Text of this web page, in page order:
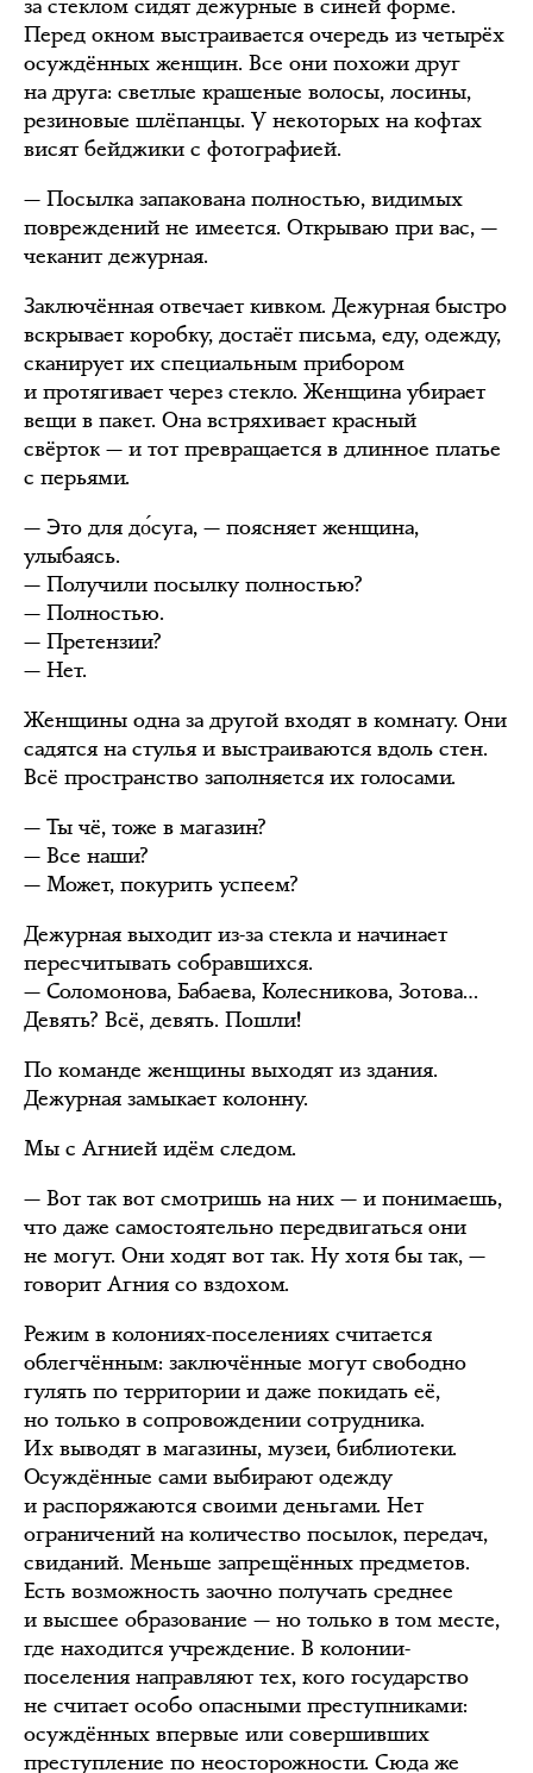
за стеклом сидят дежурные в синей форме.
Перед окном выстраивается очередь из четырёх
осуждённых женщин. Все они похожи друг
на друга: светлые крашеные волосы, лосины,
резиновые шлёпанцы. У некоторых на кофтах
висят бейджики с фотографией.
— Посылка запакована полностью, видимых
повреждений не имеется. Открываю при вас, —
чеканит дежурная.
Заключённая отвечает кивком. Дежурная быстро
вскрывает коробку, достаёт письма, еду, одежду,
сканирует их специальным прибором
и протягивает через стекло. Женщина убирает
вещи в пакет. Она встряхивает красный
свёрток — и тот превращается в длинное платье
с перьями.
— Это для до́суга, — поясняет женщина,
улыбаясь.
— Получили посылку полностью?
— Полностью.
— Претензии?
— Нет.
Женщины одна за другой входят в комнату. Они
садятся на стулья и выстраиваются вдоль стен.
Всё пространство заполняется их голосами.
— Ты чё, тоже в магазин?
— Все наши?
— Может, покурить успеем?
Дежурная выходит из-за стекла и начинает
пересчитывать собравшихся.
— Соломонова, Бабаева, Колесникова, Зотова…
Девять? Всё, девять. Пошли!
По команде женщины выходят из здания.
Дежурная замыкает колонну.
Мы с Агнией идём следом.
— Вот так вот смотришь на них — и понимаешь,
что даже самостоятельно передвигаться они
не могут. Они ходят вот так. Ну хотя бы так, —
говорит Агния со вздохом.
Режим в колониях-поселениях считается
облегчённым: заключённые могут свободно
гулять по территории и даже покидать её,
но только в сопровождении сотрудника.
Их выводят в магазины, музеи, библиотеки.
Осуждённые сами выбирают одежду
и распоряжаются своими деньгами. Нет
ограничений на количество посылок, передач,
свиданий. Меньше запрещённых предметов.
Есть возможность заочно получать среднее
и высшее образование — но только в том месте,
где находится учреждение. В колонии-
поселения направляют тех, кого государство
не считает особо опасными преступниками:
осуждённых впервые или совершивших
преступление по неосторожности. Сюда же